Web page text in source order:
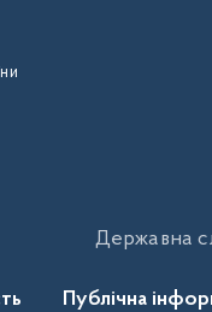
Державна
Публічна